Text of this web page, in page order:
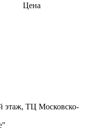
Цена
этаж, ТЦ Московско-